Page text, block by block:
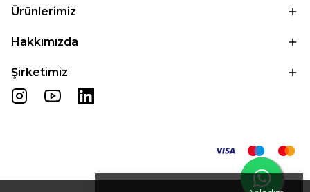
Ürünlerimiz
Hakkımızda
Şirketimiz